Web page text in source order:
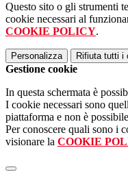
Questo sito o gli strumenti
cookie necessari al
COOKIE POLICY.
Personalizza Rifiuta tutti i
Gestione cookie
In questa schermata è
I cookie necessari sono
piattaforma e non è
Per conoscere quali sono i
visionare la COOKIE